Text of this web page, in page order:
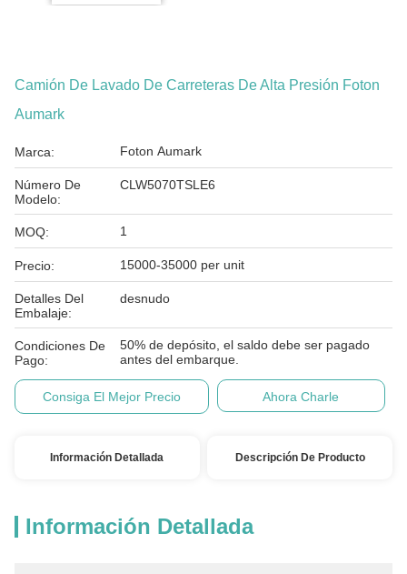
Camión De Lavado De Carreteras De Alta Presión Foton
Aumark
Marca: Foton Aumark
Número De
Modelo:
CLW5070TSLE6
MOQ: 1
Precio: 15000-35000 per unit
Detalles Del
Embalaje:
desnudo
Condiciones De
Pago:
50% de depósito, el saldo debe ser pagado
antes del embarque.
Consiga El Mejor Precio Ahora Charle
Información Detallada Descripción De Producto
Información Detallada